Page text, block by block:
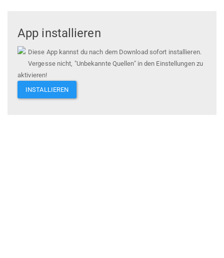
App installieren
Diese App kannst du nach dem Download sofort installieren.
Vergesse nicht, "Unbekannte Quellen" in den Einstellungen zu
aktivieren!
INSTALLIEREN